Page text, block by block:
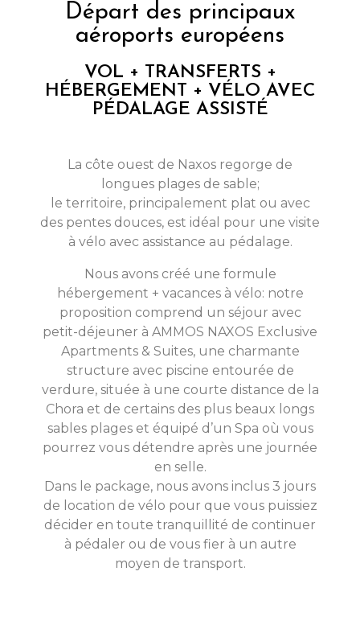
Départ des principaux
aéroports européens
VOL + TRANSFERTS +
HÉBERGEMENT + VÉLO AVEC
PÉDALAGE ASSISTÉ
La côte ouest de Naxos regorge de
longues plages de sable;
le territoire, principalement plat ou avec
des pentes douces, est idéal pour une visite
à vélo avec assistance au pédalage.
Nous avons créé une formule
hébergement + vacances à vélo: notre
proposition comprend un séjour avec
petit-déjeuner à AMMOS NAXOS Exclusive
Apartments & Suites, une charmante
structure avec piscine entourée de
verdure, située à une courte distance de la
Chora et de certains des plus beaux longs
sables plages et équipé d’un Spa où vous
pourrez vous détendre après une journée
en selle.
Dans le package, nous avons inclus 3 jours
de location de vélo pour que vous puissiez
décider en toute tranquillité de continuer
à pédaler ou de vous fier à un autre
moyen de transport.